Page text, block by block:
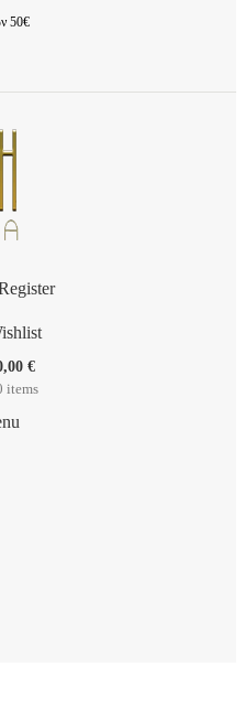
50€
items
€